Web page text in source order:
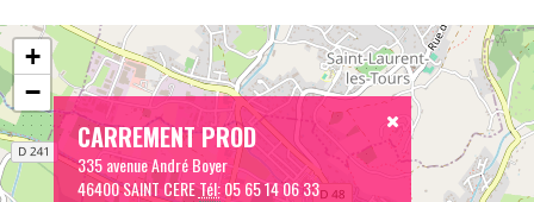
CARREMENT PROD
335 avenue André Boyer
46400 SAINT CERETél:05 65 14 06 33
+
−